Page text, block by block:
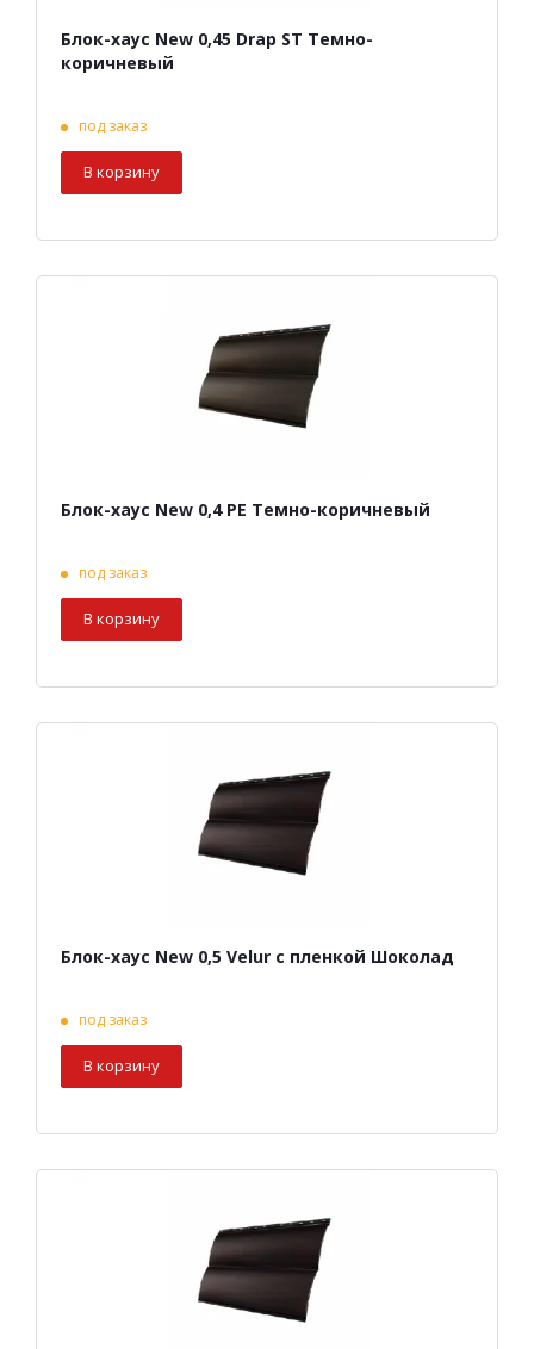
Блок-хаус New 0,45 Drap ST Темно-
коричневый
под заказ
В корзину
Блок-хаус New 0,4 PE Темно-коричневый
под заказ
В корзину
Блок-хаус New 0,5 Velur с пленкой Шоколад
под заказ
В корзину